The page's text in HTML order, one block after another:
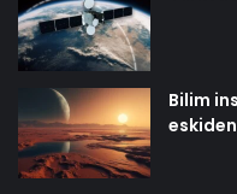
Bilim